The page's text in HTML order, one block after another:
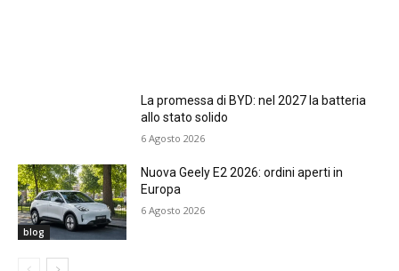
La promessa di BYD: nel 2027 la batteria
allo stato solido
6 Agosto 2026
blog
Nuova Geely E2 2026: ordini aperti in
Europa
6 Agosto 2026